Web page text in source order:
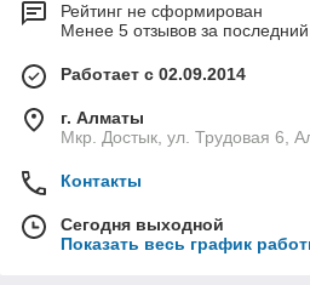
Рейтинг не сформирован
Менее 5 отзывов за последний
Работает с 02.09.2014
г. Алматы
Мкр. Достык, ул. Трудовая 6,
Контакты
Сегодня выходной
Показать весь график